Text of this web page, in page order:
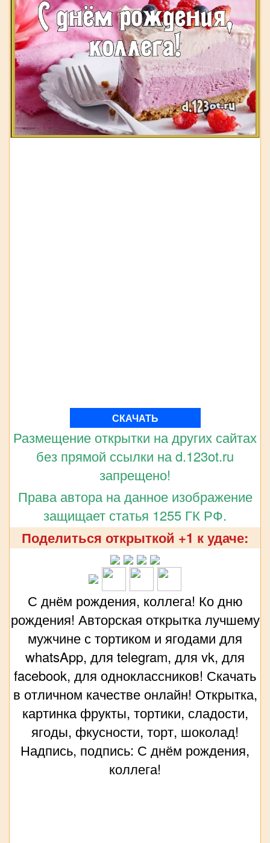
СКАЧАТЬ
Размещение открытки на других сайтах
без прямой ссылки на d.123ot.ru
запрещено!
Права автора на данное изображение
защищает статья 1255 ГК РФ.
Поделиться открыткой +1 к удаче:
С днём рождения, коллега! Ко дню
рождения! Авторская открытка лучшему
мужчине с тортиком и ягодами для
whatsApp, для telegram, для vk, для
facebook, для одноклассников! Скачать
в отличном качестве онлайн! Открытка,
картинка фрукты, тортики, сладости,
ягоды, фкусности, торт, шоколад!
Надпись, подпись: С днём рождения,
коллега!